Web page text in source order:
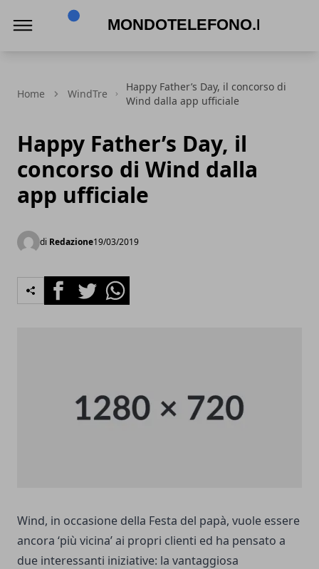
Home WindTre
Happy Father’s Day, il concorso di
Wind dalla app ufficiale
Happy Father’s Day, il
concorso di Wind dalla
app ufficiale
di Redazione19/03/2019
FacebookTwitterWhatsapp
Wind, in occasione della Festa del papà, vuole essere
ancora ‘più vicina’ ai propri clienti ed ha pensato a
due interessanti iniziative: la vantaggiosa